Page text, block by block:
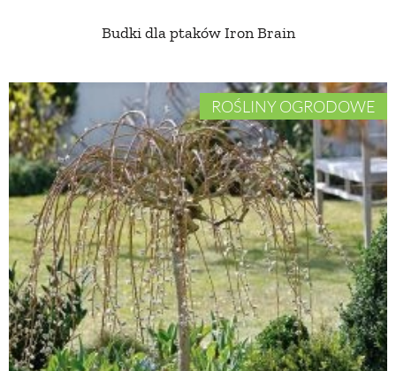
Budki dla ptaków Iron Brain
ROŚLINY OGRODOWE